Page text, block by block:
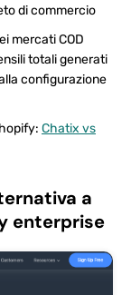
di commercio
mercati COD
totali generati
configurazione
Chatix vs
a
enterprise